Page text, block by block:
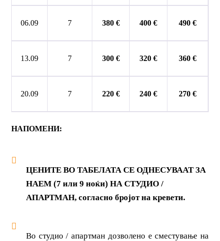
06.09 7 380 € 400 € 490 €
13.09 7 300 € 320 € 360 €
20.09 7 220 € 240 € 270 €
НАПОМЕНИ:
ЦЕНИТЕ ВО ТАБЕЛАТА СЕ ОДНЕСУВААТ ЗА
НАЕМ (7 или 9 ноќи) НА СТУДИО /
АПАРТМАН, согласно бројот на кревети.
Во студио / апартман дозволено е сместување на